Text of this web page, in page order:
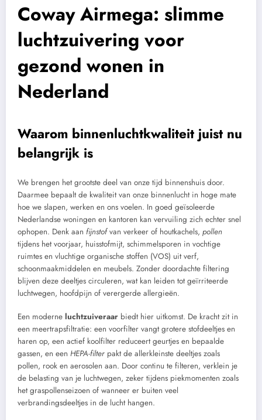
Coway Airmega: slimme
luchtzuivering voor
gezond wonen in
Nederland
Waarom binnenluchtkwaliteit juist nu
belangrijk is
We brengen het grootste deel van onze tijd binnenshuis door.
Daarmee bepaalt de kwaliteit van onze binnenlucht in hoge mate
hoe we slapen, werken en ons voelen. In goed geïsoleerde
Nederlandse woningen en kantoren kan vervuiling zich echter snel
ophopen. Denk aan fijnstofvan verkeer of houtkachels, pollen
tijdens het voorjaar, huisstofmijt, schimmelsporen in vochtige
ruimtes en vluchtige organische stoffen (VOS) uit verf,
schoonmaakmiddelen en meubels. Zonder doordachte filtering
blijven deze deeltjes circuleren, wat kan leiden tot geïrriteerde
luchtwegen, hoofdpijn of verergerde allergieën.
Een moderne luchtzuiveraar biedt hier uitkomst. De kracht zit in
een meertrapsfiltratie: een voorfilter vangt grotere stofdeeltjes en
haren op, een actief koolfilter reduceert geurtjes en bepaalde
gassen, en een HEPA-filter pakt de allerkleinste deeltjes zoals
pollen, rook en aerosolen aan. Door continu te filteren, verklein je
de belasting van je luchtwegen, zeker tijdens piekmomenten zoals
het graspollenseizoen of wanneer er buiten veel
verbrandingsdeeltjes in de lucht hangen.